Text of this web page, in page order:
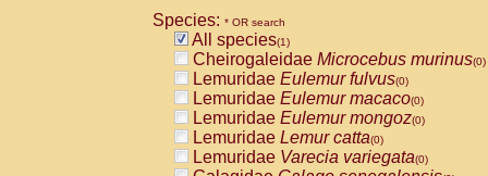
Species: * OR search
All species(1)
Cheirogaleidae Microcebus murinus(0)
Lemuridae Eulemur fulvus(0)
Lemuridae Eulemur macaco(0)
Lemuridae Eulemur mongoz(0)
Lemuridae Lemur catta(0)
Lemuridae Varecia variegata(0)